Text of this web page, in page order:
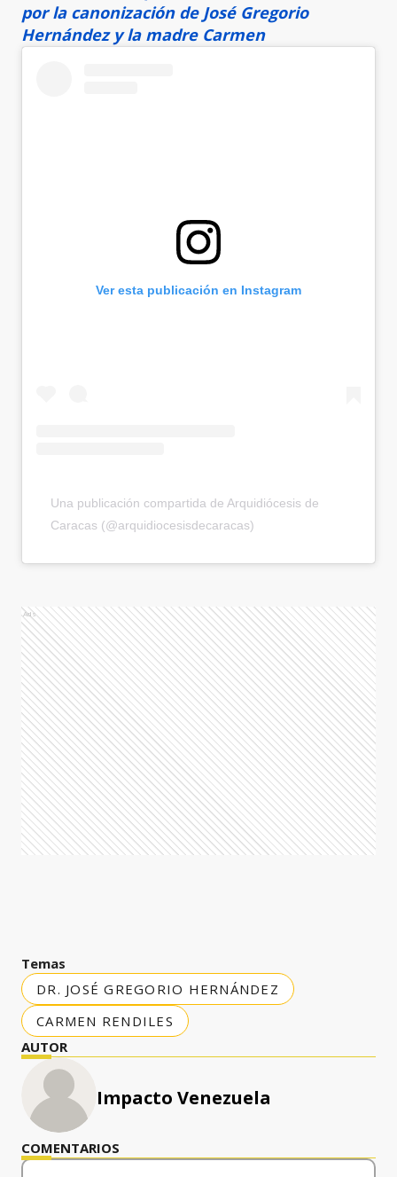
por la canonización de José Gregorio
Hernández y la madre Carmen
Ver esta publicación en Instagram
Una publicación compartida de Arquidiócesis de
Caracas (@arquidiocesisdecaracas)
Ads
Temas
DR. JOSÉ GREGORIO HERNÁNDEZ
CARMEN RENDILES
AUTOR
Impacto Venezuela
COMENTARIOS